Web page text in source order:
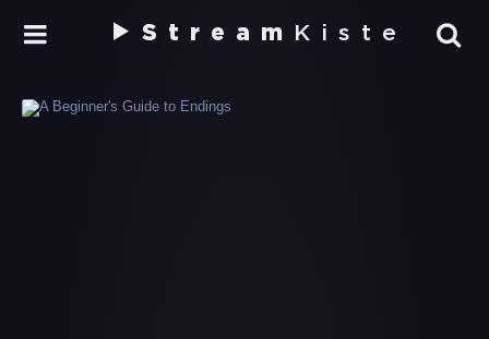
Stream Kiste